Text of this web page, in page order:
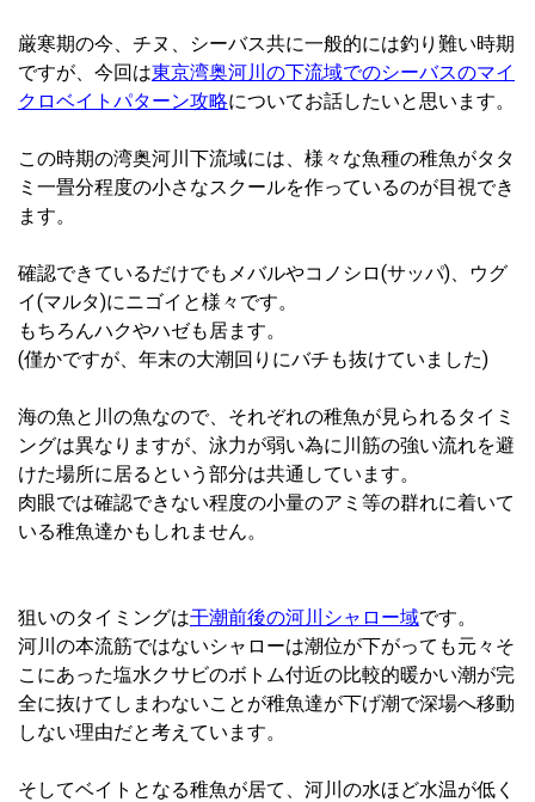
厳寒期の今、チヌ、シーバス共に一般的には釣り難い時期
ですが、今回は東京湾奥河川の下流域でのシーバスのマイ
クロベイトパターン攻略についてお話したいと思います。
この時期の湾奥河川下流域には、様々な魚種の稚魚がタタ
ミ一畳分程度の小さなスクールを作っているのが目視でき
ます。
確認できているだけでもメバルやコノシロ(サッパ)、ウグ
イ(マルタ)にニゴイと様々です。
もちろんハクやハゼも居ます。
(僅かですが、年末の大潮回りにバチも抜けていました)
海の魚と川の魚なので、それぞれの稚魚が見られるタイミ
ングは異なりますが、泳力が弱い為に川筋の強い流れを避
けた場所に居るという部分は共通しています。
肉眼では確認できない程度の小量のアミ等の群れに着いて
いる稚魚達かもしれません。
狙いのタイミングは干潮前後の河川シャロー域です。
河川の本流筋ではないシャローは潮位が下がっても元々そ
こにあった塩水クサビのボトム付近の比較的暖かい潮が完
全に抜けてしまわないことが稚魚達が下げ潮で深場へ移動
しない理由だと考えています。
そしてベイトとなる稚魚が居て、河川の水ほど水温が低く